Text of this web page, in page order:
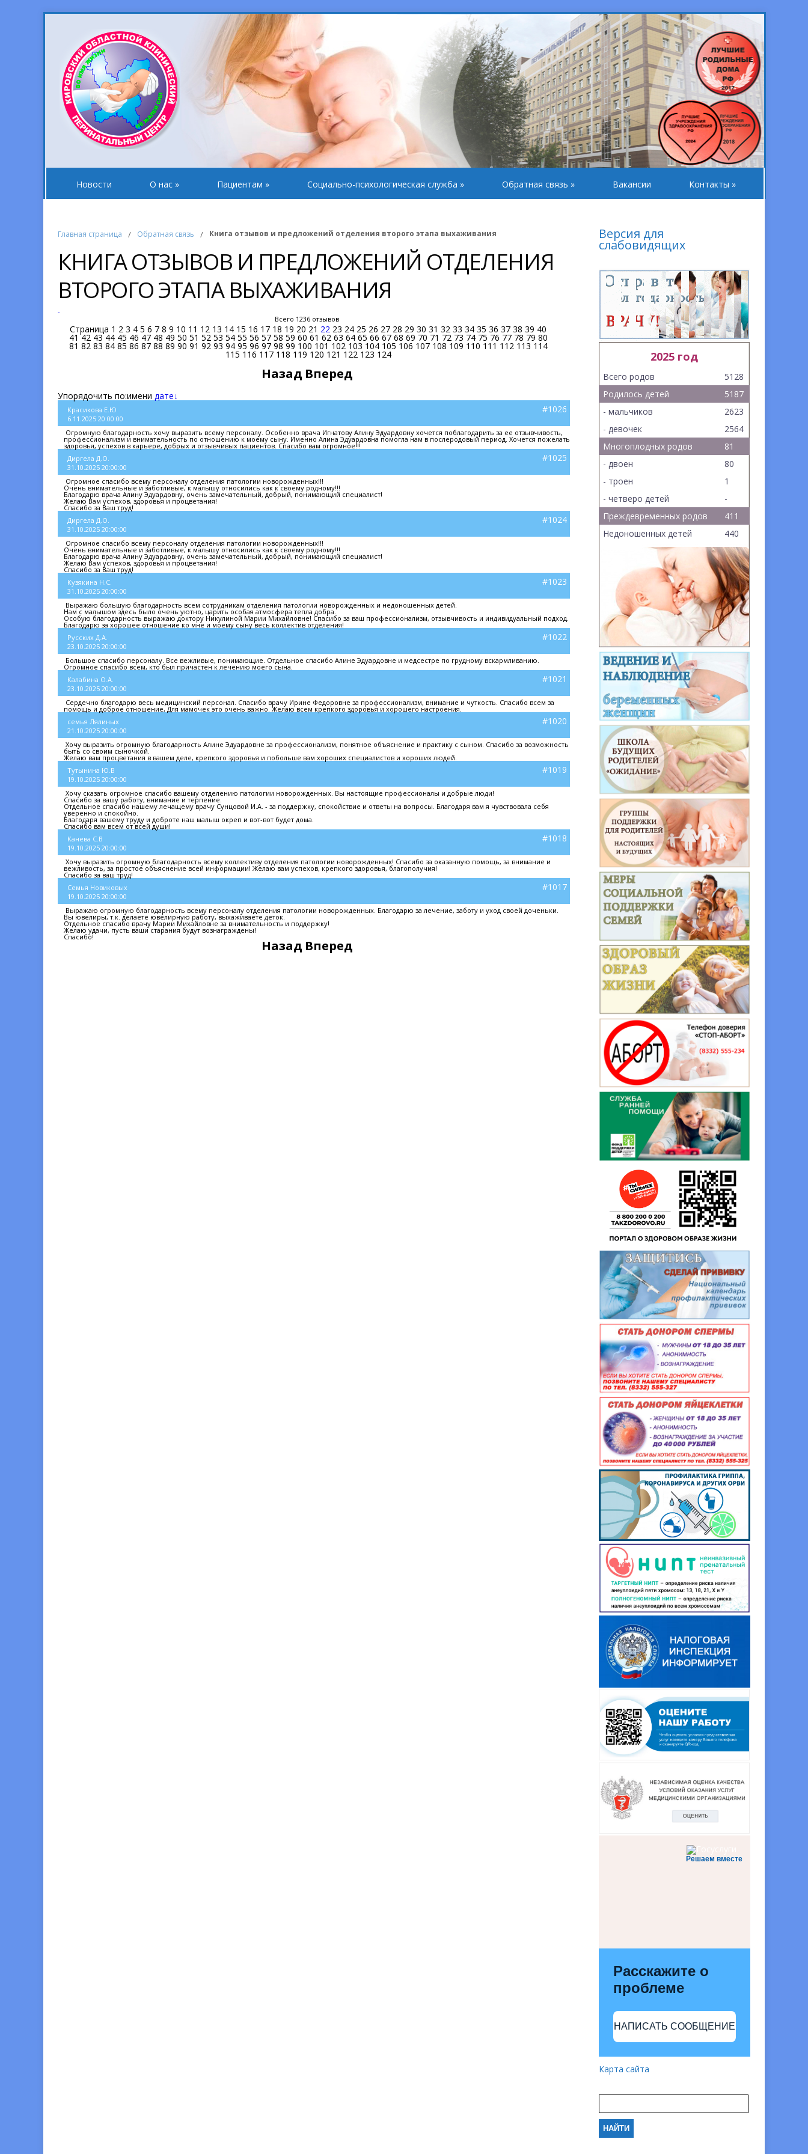
Новости О нас » Пациентам » Социально-психологическая служба » Обратная связь » Вакансии Контакты »
Главная страница / Обратная связь / Книга отзывов и предложений отделения второго этапа выхаживания
КНИГА ОТЗЫВОВ И ПРЕДЛОЖЕНИЙ ОТДЕЛЕНИЯ
ВТОРОГО ЭТАПА ВЫХАЖИВАНИЯ
-
Всего 1236 отзывов
Страница 1 2 3 4 5 6 7 8 9 10 11 12 13 14 15 16 17 18 19 20 21 22 23 24 25 26 27 28 29 30 31 32 33 34 35 36 37 38 39 40
41 42 43 44 45 46 47 48 49 50 51 52 53 54 55 56 57 58 59 60 61 62 63 64 65 66 67 68 69 70 71 72 73 74 75 76 77 78 79 80
81 82 83 84 85 86 87 88 89 90 91 92 93 94 95 96 97 98 99 100 101 102 103 104 105 106 107 108 109 110 111 112 113 114
115 116 117 118 119 120 121 122 123 124
Назад Вперед
Упорядочить по:имени дате↓
Красикова Е.Ю
6.11.2025 20:00:00
#1026
Огромную благодарность хочу выразить всему персоналу. Особенно врача Игнатову Алину Эдуардовну хочется поблагодарить за ее отзывчивость,
профессионализм и внимательность по отношению к моему сыну. Именно Алина Эдуардовна помогла нам в послеродовый период. Хочется пожелать
здоровья, успехов в карьере, добрых и отзывчивых пациентов. Спасибо вам огромное!!!
Диргела Д.О.
31.10.2025 20:00:00
#1025
Огромное спасибо всему персоналу отделения патологии новорожденных!!!
Очень внимательные и заботливые, к малышу относились как к своему родному!!!
Благодарю врача Алину Эдуардовну, очень замечательный, добрый, понимающий специалист!
Желаю Вам успехов, здоровья и процветания!
Спасибо за Ваш труд!
Диргела Д.О.
31.10.2025 20:00:00
#1024
Огромное спасибо всему персоналу отделения патологии новорожденных!!!
Очень внимательные и заботливые, к малышу относились как к своему родному!!!
Благодарю врача Алину Эдуардовну, очень замечательный, добрый, понимающий специалист!
Желаю Вам успехов, здоровья и процветания!
Спасибо за Ваш труд!
Кузякина Н.С.
31.10.2025 20:00:00
#1023
Выражаю большую благодарность всем сотрудникам отделения патологии новорожденных и недоношенных детей.
Нам с малышом здесь было очень уютно, царить особая атмосфера тепла добра.
Особую благодарность выражаю доктору Никулиной Марии Михайловне! Спасибо за ваш профессионализм, отзывчивость и индивидуальный подход.
Благодарю за хорошее отношение ко мне и моему сыну весь коллектив отделения!
Русских Д.А.
23.10.2025 20:00:00
#1022
Большое спасибо персоналу. Все вежливые, понимающие. Отдельное спасибо Алине Эдуардовне и медсестре по грудному вскармливанию.
Огромное спасибо всем, кто был причастен к лечению моего сына.
Калабина О.А.
23.10.2025 20:00:00
#1021
Сердечно благодарю весь медицинский персонал. Спасибо врачу Ирине Федоровне за профессионализм, внимание и чуткость. Спасибо всем за
помощь и доброе отношение, Для мамочек это очень важно. Желаю всем крепкого здоровья и хорошего настроения.
семья Лялиных
21.10.2025 20:00:00
#1020
Хочу выразить огромную благодарность Алине Эдуардовне за профессионализм, понятное объяснение и практику с сыном. Спасибо за возможность
быть со своим сыночкой.
Желаю вам процветания в вашем деле, крепкого здоровья и побольше вам хороших специалистов и хороших людей.
Тутынина Ю.В
19.10.2025 20:00:00
#1019
Хочу сказать огромное спасибо вашему отделению патологии новорожденных. Вы настоящие профессионалы и добрые люди!
Спасибо за вашу работу, внимание и терпение.
Отдельное спасибо нашему лечащему врачу Сунцовой И.А. - за поддержку, спокойствие и ответы на вопросы. Благодаря вам я чувствовала себя
уверенно и спокойно.
Благодаря вашему труду и доброте наш малыш окреп и вот-вот будет дома.
Спасибо вам всем от всей души!
Канева С.В
19.10.2025 20:00:00
#1018
Хочу выразить огромную благодарность всему коллективу отделения патологии новорожденных! Спасибо за оказанную помощь, за внимание и
вежливость, за простое объяснение всей информации! Желаю вам успехов, крепкого здоровья, благополучия!
Спасибо за ваш труд!
Семья Новиковых
19.10.2025 20:00:00
#1017
Выражаю огромную благодарность всему персоналу отделения патологии новорожденных. Благодарю за лечение, заботу и уход своей доченьки.
Вы ювелиры, т.к. делаете ювелирную работу, выхаживаете деток.
Отдельное спасибо врачу Марии Михайловне за внимательность и поддержку!
Желаю удачи, пусть ваши старания будут вознаграждены!
Спасибо!
Назад Вперед
Версия для
слабовидящих
2025 год
Всего родов
5128
Родилось детей
5187
- мальчиков
2623
- девочек
2564
Многоплодных родов
81
- двоен
80
- троен
1
- четверо детей
-
Преждевременных родов
411
Недоношенных детей
440
Решаем вместе
Расскажите о
проблеме
НАПИСАТЬ СООБЩЕНИЕ
Карта сайта